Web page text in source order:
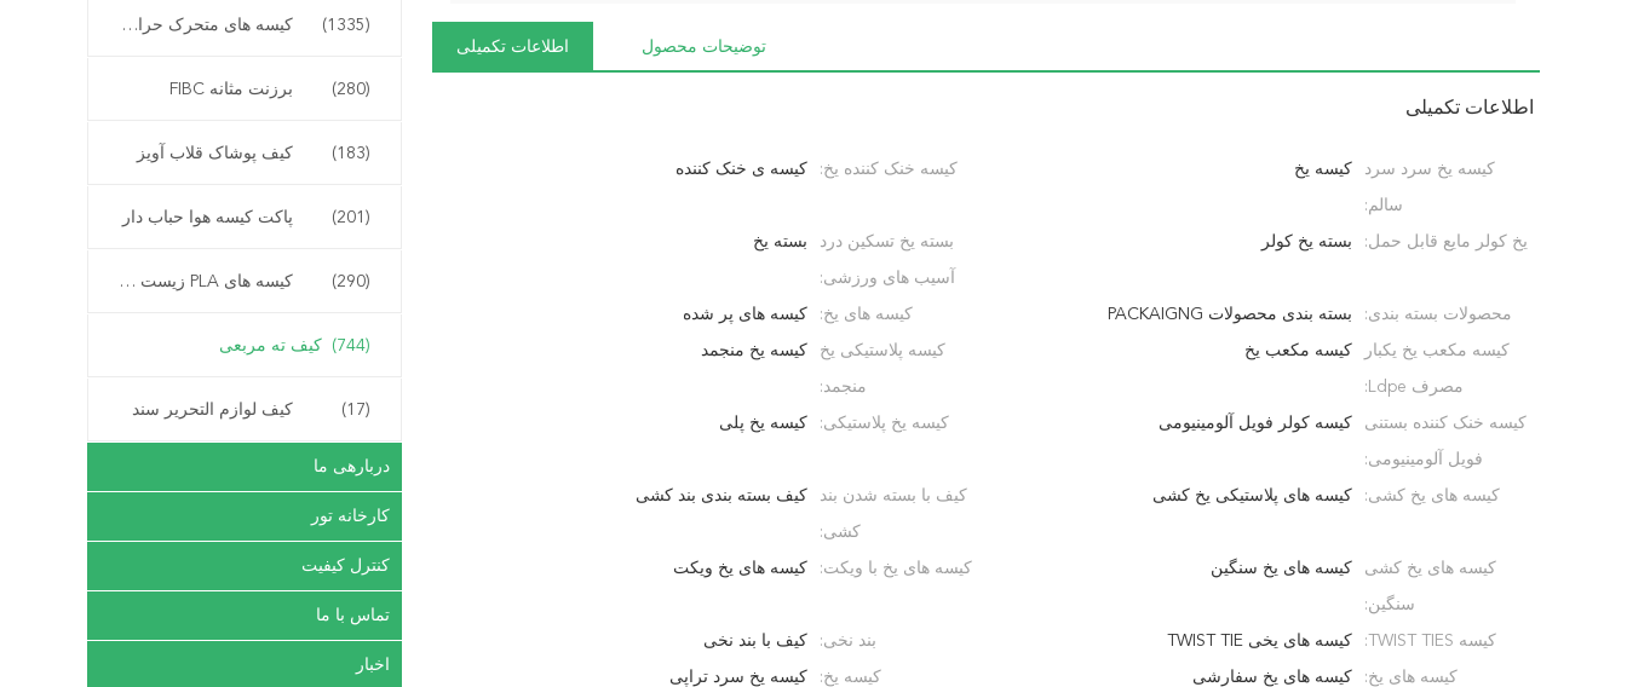
کیسه های متحرک حرارتی (1335)
برزنت مثانه FIBC (280)
کیف پوشاک قلاب آویز (183)
پاکت کیسه هوا حباب دار (201)
کیسه های PLA زیست تخریب پذیر (290)
کیف ته مربعی (744)
کیف لوازم التحریر سند (17)
دربارهی ما
کارخانه تور
کنترل کیفیت
تماس با ما
اخبار
اطلاعات تکمیلی توضیحات محصول
اطلاعات تکمیلی
کیسه یخ سرد سرد
سالم:
کیسه یخ کیسه خنک کننده یخ: کیسه ی خنک کننده
یخ کولر مایع قابل حمل: بسته یخ کولر بسته یخ تسکین درد
آسیب های ورزشی:
بسته یخ
محصولات بسته بندی: بسته بندی محصولات PACKAIGNG کیسه های یخ: کیسه های پر شده
کیسه مکعب یخ یکبار
مصرف Ldpe:
کیسه مکعب یخ کیسه پلاستیکی یخ
منجمد:
کیسه یخ منجمد
کیسه خنک کننده بستنی
فویل آلومینیومی:
کیسه کولر فویل آلومینیومی کیسه یخ پلاستیکی: کیسه یخ پلی
کیسه های یخ کشی: کیسه های پلاستیکی یخ کشی کیف با بسته شدن بند
کشی:
کیف بسته بندی بند کشی
کیسه های یخ کشی
سنگین:
کیسه های یخ سنگین کیسه های یخ با ویکت: کیسه های یخ ویکت
کیسه TWIST TIES: کیسه های یخی TWIST TIE بند نخی: کیف با بند نخی
کیسه های یخ: کیسه های یخ سفارشی کیسه یخ: کیسه یخ سرد تراپی